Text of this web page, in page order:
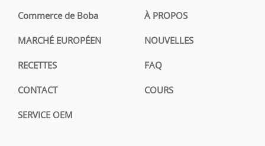
Commerce de Boba À PROPOS
MARCHÉ EUROPÉEN NOUVELLES
RECETTES FAQ
CONTACT COURS
SERVICE OEM